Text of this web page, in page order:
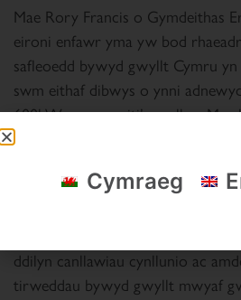
Mae Rory Francis o Gymdeithas
eironi enfawr yma yw bod
safleoedd bywyd gwyllt Cymru
swm eithaf dibwys o ynni
600kW yw capasiti’r cynllun. Mae
byddai angen dim llai na 12
fel y rhai a gynigir yn Y Bryn,
ddilyn canllawiau cynllunio ac
tirweddau bywyd gwyllt mwyaf
Cymraeg